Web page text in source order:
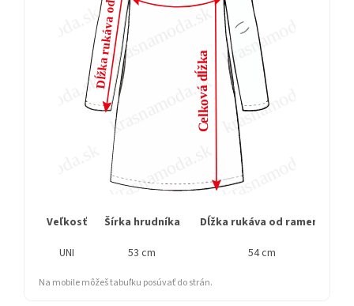
Veľkosť Šírka hrudníka Dĺžka rukáva od ramena
UNI
53 cm 54 cm
Na mobile môžeš tabuľku posúvať do strán.